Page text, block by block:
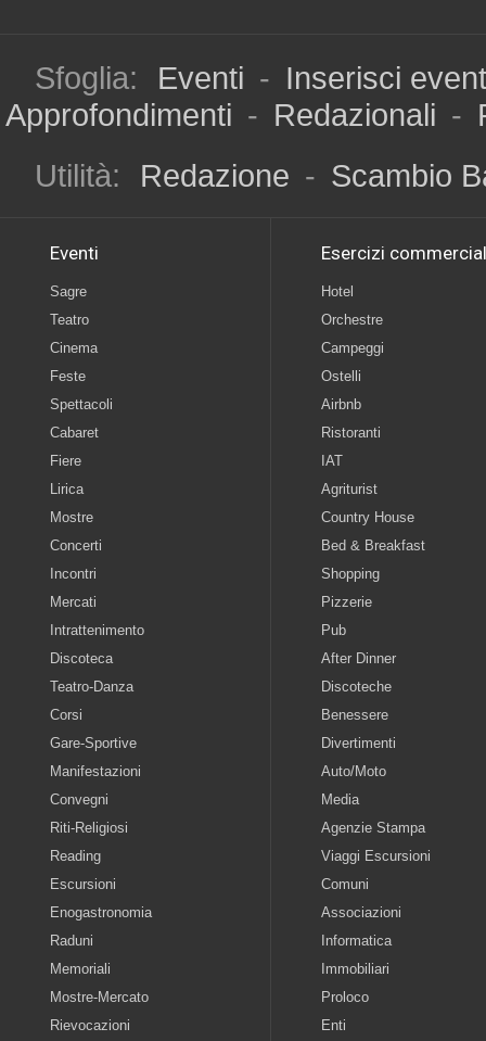
Sfoglia: Eventi - Inserisci
Approfondimenti - Redazionali -
Utilità:
Redazione - Scambio
Eventi
Sagre
Teatro
Cinema
Feste
Spettacoli
Cabaret
Fiere
Lirica
Mostre
Concerti
Incontri
Mercati
Intrattenimento
Discoteca
Teatro-Danza
Corsi
Gare-Sportive
Manifestazioni
Convegni
Riti-Religiosi
Reading
Escursioni
Enogastronomia
Raduni
Memoriali
Mostre-Mercato
Rievocazioni
Esercizi
Hotel
Orchestre
Campeggi
Ostelli
Airbnb
Ristoranti
IAT
Agriturist
Country House
Bed & Breakfast
Shopping
Pizzerie
Pub
After Dinner
Discoteche
Benessere
Divertimenti
Auto/Moto
Media
Agenzie Stampa
Viaggi Escursioni
Comuni
Associazioni
Informatica
Immobiliari
Proloco
Enti